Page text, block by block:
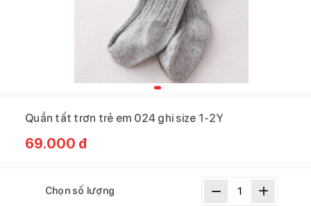
Quần tất trơn trẻ em 024 ghi size 1-2Y
69.000 đ
Chọn số lượng